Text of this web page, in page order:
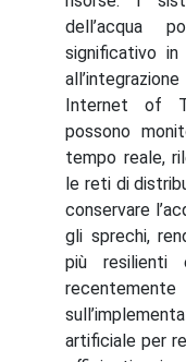
dell’acqua
significativo in
Internet of
possono
tempo reale,
le reti di
conservare
gli sprechi,
più resilienti
artificiale per